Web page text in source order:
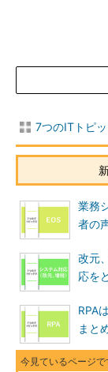
7つのITトピ
業務
者の
改元
応を
RPA
まと